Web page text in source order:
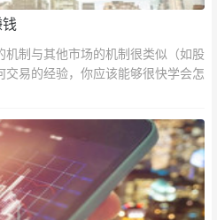
制与其他市场的机制很类似（如股
易的经验，你应该能够很快学会怎